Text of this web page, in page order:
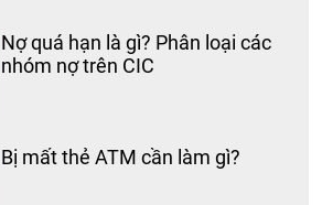
Nợ quá hạn là gì? Phân loại các
nhóm nợ trên CIC
Bị mất thẻ ATM cần làm gì?